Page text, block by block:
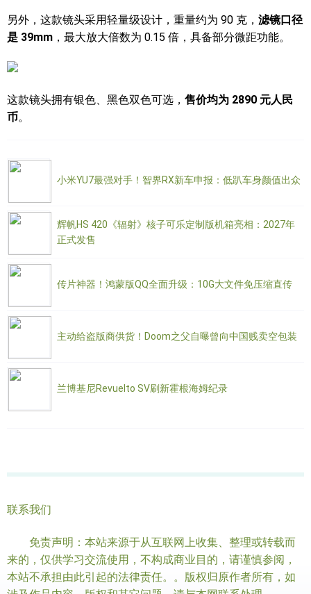
另外，这款镜头采用轻量级设计，重量约为 90 克， 滤镜口径
是 39mm ，最大放大倍数为 0.15 倍，具备部分微距功能。
这款镜头拥有银色、黑色双色可选， 售价均为 2890 元人民
币。
小米YU7最强对手！智界RX新车申报：低趴车身颜值出众
辉帆HS 420《辐射》核子可乐定制版机箱亮相：2027年
正式发售
传片神器！鸿蒙版QQ全面升级：10G大文件免压缩直传
主动给盗版商供货！Doom之父自曝曾向中国贱卖空包装
兰博基尼Revuelto SV刷新霍根海姆纪录
联系我们
免责声明：本站来源于从互联网上收集、整理或转载而
来的，仅供学习交流使用，不构成商业目的，请谨慎参阅，
本站不承担由此引起的法律责任。。版权归原作者所有，如